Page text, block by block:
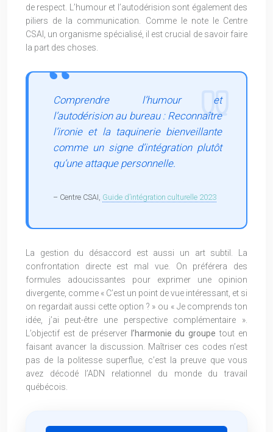
de respect. L’humour et l’autodérision sont également des
piliers de la communication. Comme le note le Centre
CSAI, un organisme spécialisé, il est crucial de savoir faire
la part des choses.
Comprendre l’humour et
l’autodérision au bureau : Reconnaître
l’ironie et la taquinerie bienveillante
comme un signe d’intégration plutôt
qu’une attaque personnelle.
– Centre CSAI, Guide d’intégration culturelle 2023
La gestion du désaccord est aussi un art subtil. La
confrontation directe est mal vue. On préférera des
formules adoucissantes pour exprimer une opinion
divergente, comme « C’est un point de vue intéressant, et si
on regardait aussi cette option ? » ou « Je comprends ton
idée, j’ai peut-être une perspective complémentaire ».
L’objectif est de préserver l’harmonie du groupe tout en
faisant avancer la discussion. Maîtriser ces codes n’est
pas de la politesse superflue, c’est la preuve que vous
avez décodé l’ADN relationnel du monde du travail
québécois.